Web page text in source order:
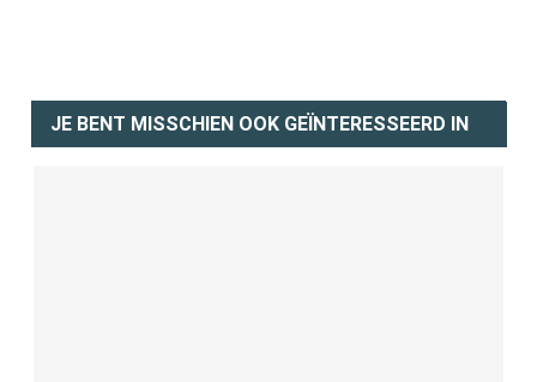
JE BENT MISSCHIEN OOK GEÏNTERESSEERD IN